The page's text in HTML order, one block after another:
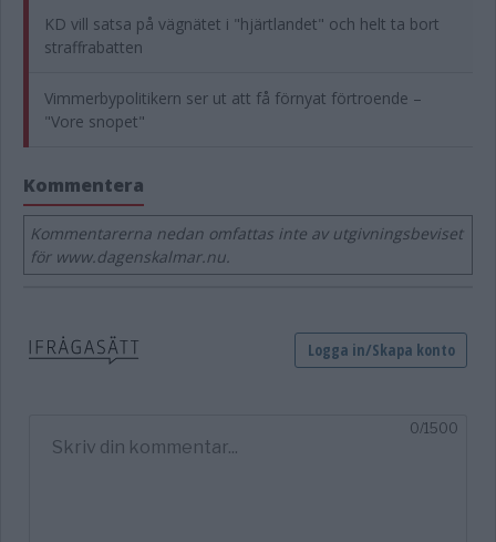
KD vill satsa på vägnätet i "hjärtlandet" och helt ta bort
straffrabatten
Vimmerbypolitikern ser ut att få förnyat förtroende –
"Vore snopet"
Kommentera
Kommentarerna nedan omfattas inte av utgivningsbeviset
för www.dagenskalmar.nu.